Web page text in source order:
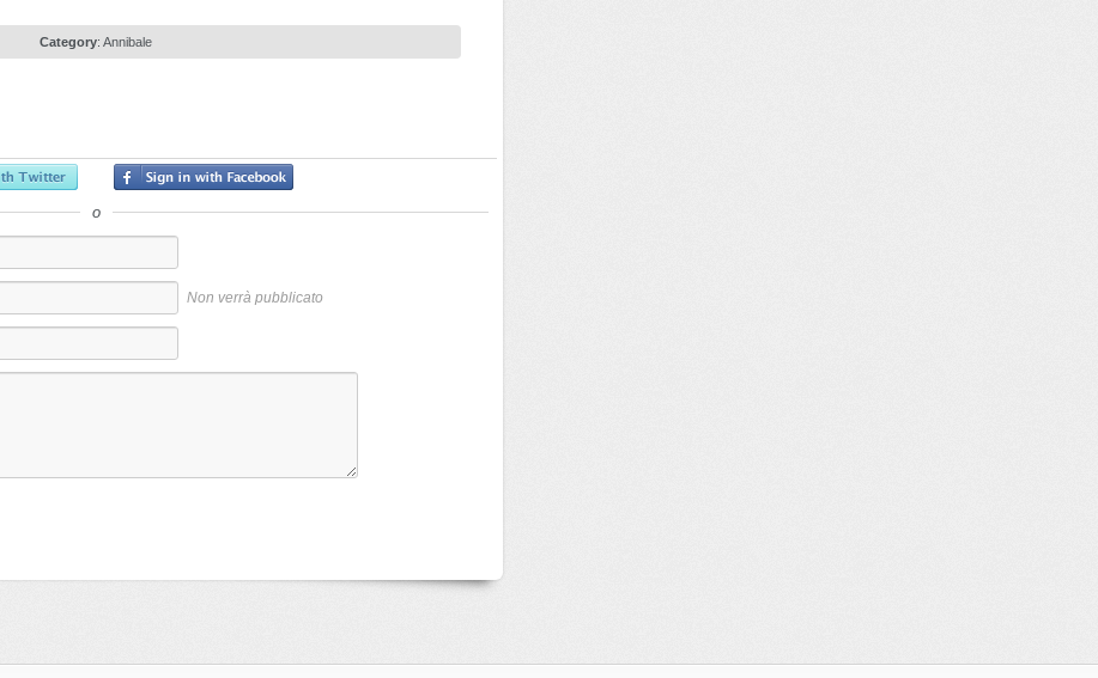
Category: Annibale
o
Non verrà pubblicato